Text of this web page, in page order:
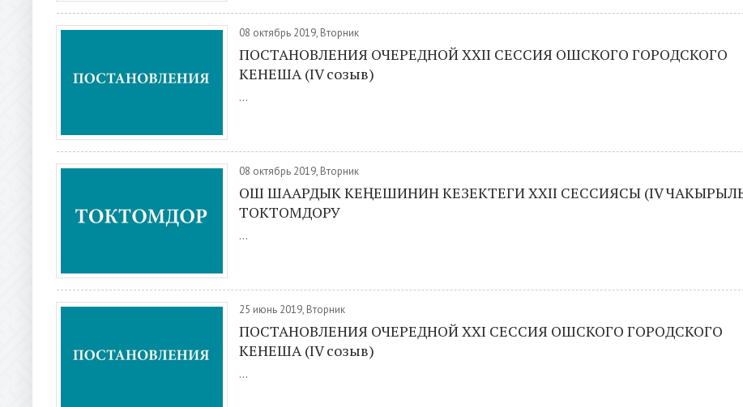
08 октябрь 2019, Вторник
ПОСТАНОВЛЕНИЯ ОЧЕРЕДНОЙ XXII СЕССИЯ ОШСКОГО ГОРОДСКОГО
КЕНЕША (IV созыв)
...
08 октябрь 2019, Вторник
ОШ ШААРДЫК КЕҢЕШИНИН КЕЗЕКТЕГИ XXII СЕССИЯСЫ (IV
ТОКТОМДОРУ
...
25 июнь 2019, Вторник
ПОСТАНОВЛЕНИЯ ОЧЕРЕДНОЙ XXI СЕССИЯ ОШСКОГО ГОРОДСКОГО
КЕНЕША (IV созыв)
...